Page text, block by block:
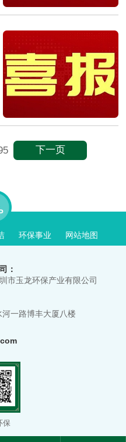
下一页
环保事业 网站地图
：
市玉龙环保产业有限公司
一路博丰大厦八楼
保